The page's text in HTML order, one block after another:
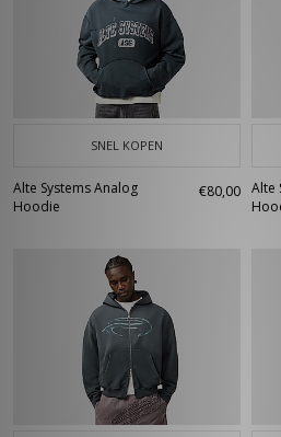
SNEL KOPEN
Alte Systems Analog
Hoodie
€80,00 Alte